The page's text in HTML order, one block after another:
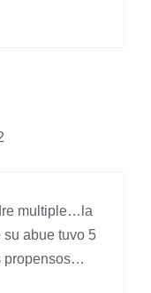
multiple…la
abue tuvo 5
propensos…